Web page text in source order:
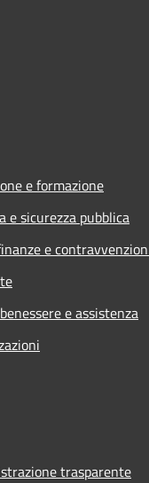
e formazione
e sicurezza pubblica
e
e assistenza
trasparente